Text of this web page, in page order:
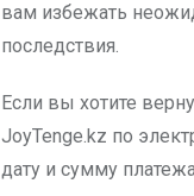
вам избежать
последствия.
Если вы хотите
JoyTenge.kz по
дату и сумму